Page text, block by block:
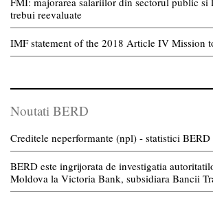
trebui reevaluate
IMF statement of the 2018 Article IV Mission
Noutati BERD
Creditele neperformante (npl) - statistici BERD
BERD este ingrijorata de investigatia
Moldova la Victoria Bank, subsidiara Bancii